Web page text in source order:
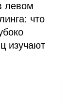
левом
что
изучают